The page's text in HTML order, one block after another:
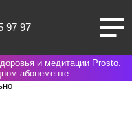
97 97
и медитации Prosto.
абонементе.
что
Скидка для